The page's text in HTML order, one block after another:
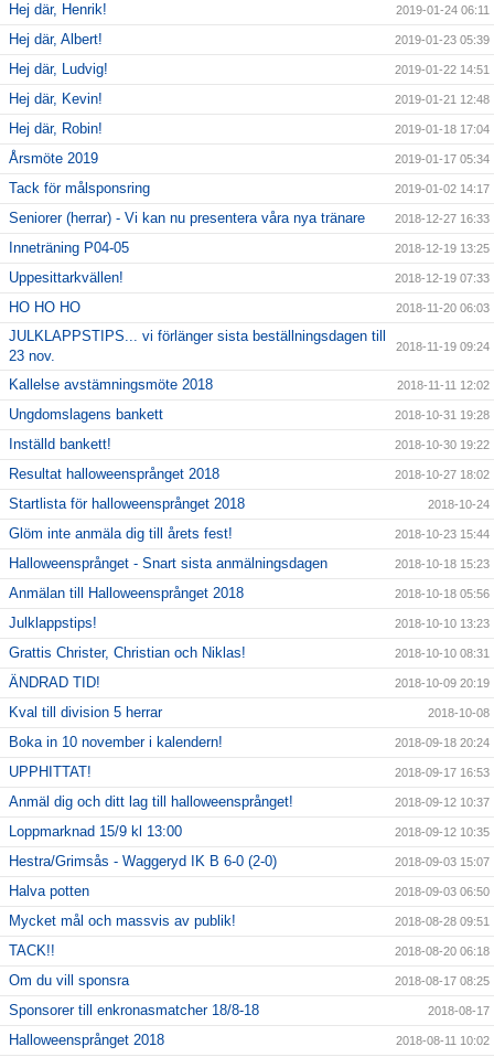
Hej där, Henrik! 2019-01-24 06:11
Hej där, Albert! 2019-01-23 05:39
Hej där, Ludvig! 2019-01-22 14:51
Hej där, Kevin! 2019-01-21 12:48
Hej där, Robin! 2019-01-18 17:04
Årsmöte 2019 2019-01-17 05:34
Tack för målsponsring 2019-01-02 14:17
Seniorer (herrar) - Vi kan nu presentera våra nya tränare 2018-12-27 16:33
Inneträning P04-05 2018-12-19 13:25
Uppesittarkvällen! 2018-12-19 07:33
HO HO HO 2018-11-20 06:03
JULKLAPPSTIPS... vi förlänger sista beställningsdagen till
23 nov.
2018-11-19 09:24
Kallelse avstämningsmöte 2018 2018-11-11 12:02
Ungdomslagens bankett 2018-10-31 19:28
Inställd bankett! 2018-10-30 19:22
Resultat halloweensprånget 2018 2018-10-27 18:02
Startlista för halloweensprånget 2018 2018-10-24
Glöm inte anmäla dig till årets fest! 2018-10-23 15:44
Halloweensprånget - Snart sista anmälningsdagen 2018-10-18 15:23
Anmälan till Halloweensprånget 2018 2018-10-18 05:56
Julklappstips! 2018-10-10 13:23
Grattis Christer, Christian och Niklas! 2018-10-10 08:31
ÄNDRAD TID! 2018-10-09 20:19
Kval till division 5 herrar 2018-10-08
Boka in 10 november i kalendern! 2018-09-18 20:24
UPPHITTAT! 2018-09-17 16:53
Anmäl dig och ditt lag till halloweensprånget! 2018-09-12 10:37
Loppmarknad 15/9 kl 13:00 2018-09-12 10:35
Hestra/Grimsås - Waggeryd IK B 6-0 (2-0) 2018-09-03 15:07
Halva potten 2018-09-03 06:50
Mycket mål och massvis av publik! 2018-08-28 09:51
TACK!! 2018-08-20 06:18
Om du vill sponsra 2018-08-17 08:25
Sponsorer till enkronasmatcher 18/8-18 2018-08-17
Halloweensprånget 2018 2018-08-11 10:02